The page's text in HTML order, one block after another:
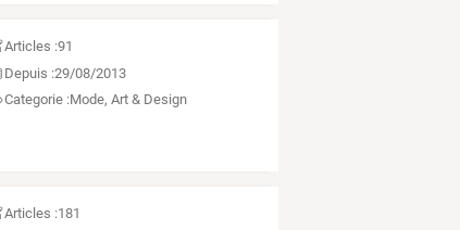
Articles :91
Depuis :29/08/2013
Categorie :Mode, Art & Design
Articles :181